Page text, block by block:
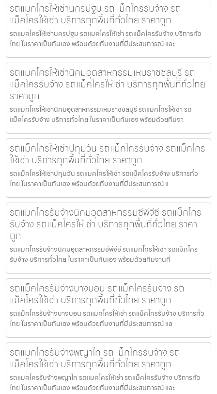
รถแมคโครให้เช่านครปฐม รถแม็คโครรับจ้าง รถ
แม็คโครให้เช่า บริการทุกพื้นที่ทั่วไทย ราคาถูก
รถแมคโครให้เช่านครปฐม รถแมคโครให้เช่า รถแม็คโครรับจ้าง บริการทั่ว
ไทย ในราคาเป็นกันเอง พร้อมด้วยทีมงานที่มีประสบการณ์ และ
รถแมคโครให้เช่านิคมอุตสาหกรรมเหมราชชลบุรี รถ
แม็คโครรับจ้าง รถแม็คโครให้เช่า บริการทุกพื้นที่ทั่วไทย
ราคาถูก
รถแมคโครให้เช่านิคมอุตสาหกรรมเหมราชชลบุรี รถแมคโครให้เช่า รถ
แม็คโครรับจ้าง บริการทั่วไทย ในราคาเป็นกันเอง พร้อมด้วยทีมงา
รถแม็คโครให้เช่าปทุมวัน รถแม็คโครรับจ้าง รถแม็คโคร
ให้เช่า บริการทุกพื้นที่ทั่วไทย ราคาถูก
รถแม็คโครให้เช่าปทุมวัน รถแมคโครให้เช่า รถแม็คโครรับจ้าง บริการทั่ว
ไทย ในราคาเป็นกันเอง พร้อมด้วยทีมงานที่มีประสบการณ์ แ
รถแมคโครรับจ้างนิคมอุตสาหกรรมซีพีจีซี รถแม็คโคร
รับจ้าง รถแม็คโครให้เช่า บริการทุกพื้นที่ทั่วไทย ราคา
ถูก
รถแมคโครรับจ้างนิคมอุตสาหกรรมซีพีจีซี รถแมคโครให้เช่า รถแม็คโคร
รับจ้าง บริการทั่วไทย ในราคาเป็นกันเอง พร้อมด้วยทีมงานที่
รถแม็คโครรับจ้างบางบอน รถแม็คโครรับจ้าง รถ
แม็คโครให้เช่า บริการทุกพื้นที่ทั่วไทย ราคาถูก
รถแม็คโครรับจ้างบางบอน รถแมคโครให้เช่า รถแม็คโครรับจ้าง บริการทั่ว
ไทย ในราคาเป็นกันเอง พร้อมด้วยทีมงานที่มีประสบการณ์ แล
รถแมคโครรับจ้างพญาไท รถแม็คโครรับจ้าง รถ
แม็คโครให้เช่า บริการทุกพื้นที่ทั่วไทย ราคาถูก
รถแมคโครรับจ้างพญาไท รถแมคโครให้เช่า รถแม็คโครรับจ้าง บริการทั่ว
ไทย ในราคาเป็นกันเอง พร้อมด้วยทีมงานที่มีประสบการณ์ และ